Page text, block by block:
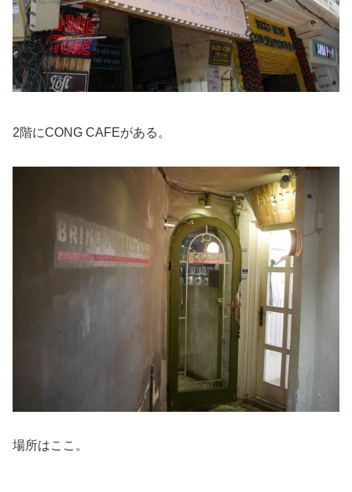
2階にCONG CAFEがある。
場所はここ。